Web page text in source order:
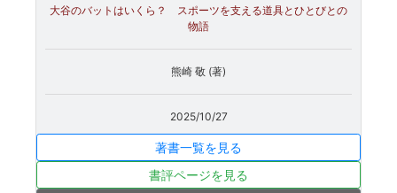
大谷のバットはいくら？ スポーツを支える道具とひとびとの
物語
熊崎 敬 (著)
2025/10/27
著書一覧を見る
書評ページを見る